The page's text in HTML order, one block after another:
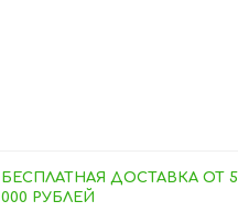
БЕСПЛАТНАЯ ДОСТАВКА ОТ 5
000 РУБЛЕЙ